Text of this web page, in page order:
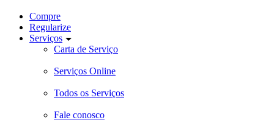
Compre
Regularize
Serviços
Carta de Serviço
Serviços Online
Todos os Serviços
Fale conosco